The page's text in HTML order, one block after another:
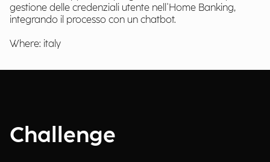
gestione delle credenziali utente nell'Home Banking,
integrando il processo con un chatbot.
Where: italy
Challenge